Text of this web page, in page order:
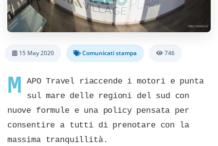
15 May 2020 Comunicati stampa 746
M
APO Travel riaccende i motori e punta
sul mare delle regioni del sud con
nuove formule e una policy pensata per
consentire a tutti di prenotare con la
massima tranquillità.